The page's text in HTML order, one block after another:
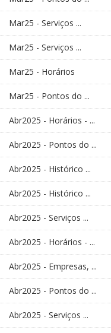
Mar25 - Serviços ...
Mar25 - Serviços ...
Mar25 - Horários
Mar25 - Pontos do ...
Abr2025 - Horários - ...
Abr2025 - Pontos do ...
Abr2025 - Histórico ...
Abr2025 - Histórico ...
Abr2025 - Serviços ...
Abr2025 - Horários - ...
Abr2025 - Empresas, ...
Abr2025 - Pontos do ...
Abr2025 - Serviços ...